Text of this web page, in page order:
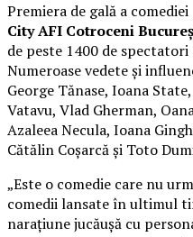
Premiera de gală a comediei
City AFI Cotroceni
de peste 1400 de
Numeroase vedete și
George Tănase, Ioana
Vatavu, Vlad Gherman,
Azaleea Necula, Ioana
Cătălin Coșarcă și Toto
„Este o comedie care nu
comedii lansate în ultimul
narațiune jucăușă cu